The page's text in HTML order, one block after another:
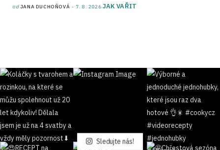
od JANA DUCHOŇOVÁ 7. 8. 2026 JAK VAŘIT
Sledujte nás!